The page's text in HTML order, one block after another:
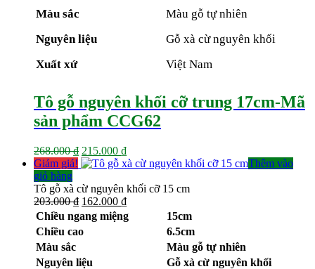
Màu sắc
Màu gỗ tự nhiên
Nguyên liệu
Gỗ xà cừ nguyên khối
Xuất xứ
Việt Nam
Tô gỗ nguyên khối cỡ trung 17cm-Mã
sản phẩm CCG62
268.000₫ Giá
gốc
268.000 ₫.
215.000 ₫Giá
hiện
là:
215.000 ₫.
Giảm giá!
Thêm vào
giỏ hàng
Tô gỗ xà cừ nguyên khối cỡ 15 cm
203.000₫ Giá
gốc
203.000 ₫.
162.000 ₫Giá
hiện
tại
162.000 ₫.
Chiều ngang miệng
15cm
Chiều cao
6.5cm
Màu sắc
Màu gỗ tự nhiên
Nguyên liệu
Gỗ xà cừ nguyên khối